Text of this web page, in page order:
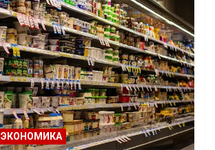
ЭКОНОМИКА